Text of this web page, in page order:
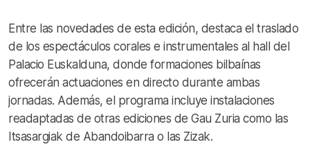
Entre las novedades de esta edición, destaca el traslado
de los espectáculos corales e instrumentales al hall del
Palacio Euskalduna, donde formaciones bilbaínas
ofrecerán actuaciones en directo durante ambas
jornadas. Además, el programa incluye instalaciones
readaptadas de otras ediciones de Gau Zuria como las
Itsasargiak de Abandoibarra o las Zizak.